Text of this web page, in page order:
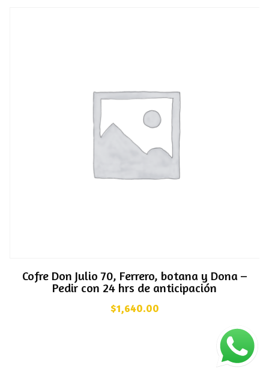
Cofre Don Julio 70, Ferrero, botana y Dona –
Pedir con 24 hrs de anticipación
$1,640.00